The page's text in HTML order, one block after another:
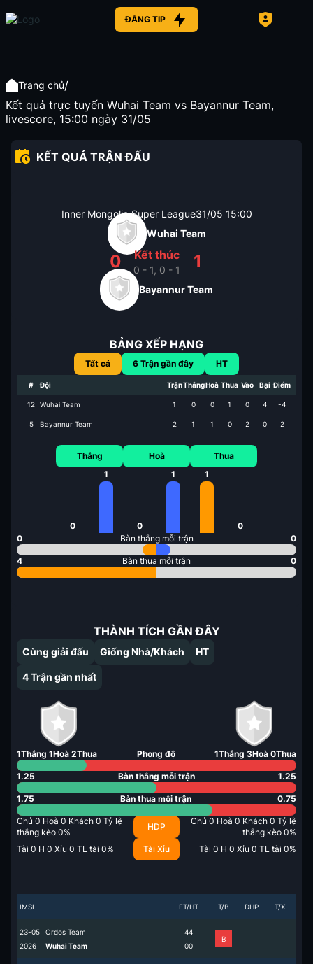
ĐĂNG TIP
Trang chủ/
Kết quả trực tuyến Wuhai Team vs Bayannur Team,
livescore, 15:00 ngày 31/05
KẾT QUẢ TRẬN ĐẤU
Inner Mongolia Super League31/05 15:00
Wuhai Team
0 Kết thúc
0 - 1, 0 - 1 1
Bayannur Team
BẢNG XẾP HẠNG
Tất cả 6 Trận gần đây HT
# Đội TrậnThắngHoà Thua Vào Bại Điểm
12 Wuhai Team 1 0 0 1 0 4 -4
5 Bayannur Team 2 1 1 0 2 0 2
Thắng
0
1
Hoà
0
1
Thua
1
0
0
Bàn thắng mỗi trận 0
4 Bàn thua mỗi trận 0
THÀNH TÍCH GẦN ĐÂY
Cùng giải đấu Giống Nhà/Khách HT
4Trận gần nhất
1Thắng 1Hoà 2Thua Phong độ 1Thắng 3Hoà 0Thua
1.25 Bàn thắng mỗi trận 1.25
1.75 Bàn thua mỗi trận 0.75
Chủ 0 Hoà 0 Khách 0 Tỷ lệ
thắng kèo 0%
HDP
Chủ 0 Hoà 0 Khách 0 Tỷ lệ
thắng kèo 0%
Tài 0 H 0 Xỉu 0 TL tài 0% Tài Xỉu Tài 0 H 0 Xỉu 0 TL tài 0%
IMSL FT/HT T/B DHP T/X
23-05
2026
Ordos Team
Wuhai Team
4
0
4
0
B